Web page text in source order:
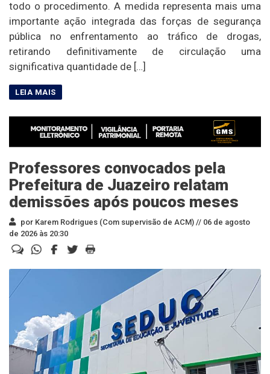
todo o procedimento. A medida representa mais uma
importante ação integrada das forças de segurança
pública no enfrentamento ao tráfico de drogas,
retirando definitivamente de circulação uma
significativa quantidade de […]
Professores convocados pela
Prefeitura de Juazeiro relatam
demissões após poucos meses
por Karem Rodrigues (Com supervisão de ACM) // 06 de agosto
de 2026 às 20:30